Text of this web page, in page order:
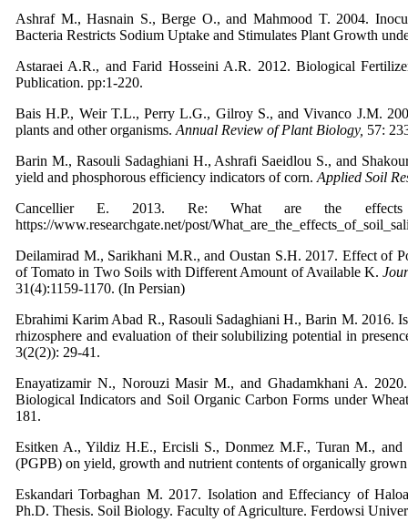
Ashraf M., Hasnain S., Berge O., and Mahmood T. 2004.
Bacteria Restricts Sodium Uptake and Stimulates Plant Growth
Astaraei A.R., and Farid Hosseini A.R. 2012. Biological
Publication. pp:1-220.
Bais H.P., Weir T.L., Perry L.G., Gilroy S., and Vivanco J.M.
plants and other organisms. Annual Review of Plant Biology, 57:
Barin M., Rasouli Sadaghiani H., Ashrafi Saeidlou S., and
yield and phosphorous efficiency indicators of corn. Applied Soil
Cancellier E. 2013. Re: What are the
https://www.researchgate.net/post/
Deilamirad M., Sarikhani M.R., and Oustan S.H. 2017. Effect of
of Tomato in Two Soils with Different Amount of Available K.
31(4):1159-1170. (In Persian)
Ebrahimi Karim Abad R., Rasouli Sadaghiani H., Barin M. 2016.
rhizosphere and evaluation of their solubilizing potential in
3(2(2)): 29-41.
Enayatizamir N., Norouzi Masir M., and Ghadamkhani A.
Biological Indicators and Soil Organic Carbon Forms under
181.
Esitken A., Yildiz H.E., Ercisli S., Donmez M.F., Turan M.,
(PGPB) on yield, growth and nutrient contents of organically
Eskandari Torbaghan M. 2017. Isolation and Effeciancy of
Ph.D. Thesis. Soil Biology. Faculty of Agriculture. Ferdowsi